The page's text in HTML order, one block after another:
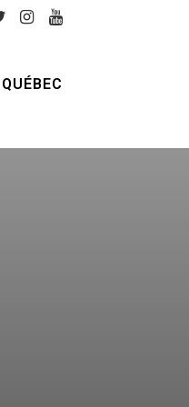
QUÉBEC